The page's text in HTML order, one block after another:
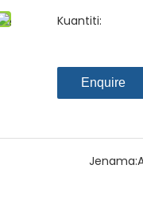
Kuantiti:
Enquire
Jenama: